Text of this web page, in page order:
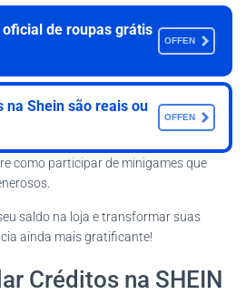
de roupas grátis
OFFEN
na Shein são reais ou
OFFEN
como participar de minigames que
saldo na loja e transformar suas
ainda mais gratificante!
Créditos na SHEIN